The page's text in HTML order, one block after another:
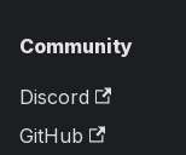
Community
Discord
GitHub